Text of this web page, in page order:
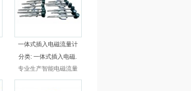
厂家直接供应，比市场便
宜30%以上，超长保质，
无忧售后。
一体式插入电磁流量计
分类: 一体式插入电磁.
专业生产智能电磁流量